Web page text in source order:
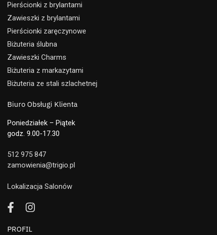
Pierścionki z brylantami
Zawieszki z brylantami
Pierścionki zaręczynowe
Biżuteria ślubna
Zawieszki Charms
Biżuteria z markazytami
Biżuteria ze stali szlachetnej
Biuro Obsługi Klienta
Poniedziałek – Piątek
godz. 9.00-17.30
512 975 847
zamowienia@trigio.pl
Lokalizacja Salonów
PROFIL